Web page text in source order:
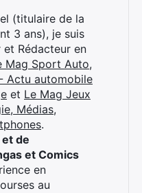
(titulaire de la
3 ans), je suis
et Rédacteur en
Mag Sport Auto,
Actu automobile
et Le Mag Jeux
Médias,
.
de
et Comics
en
au